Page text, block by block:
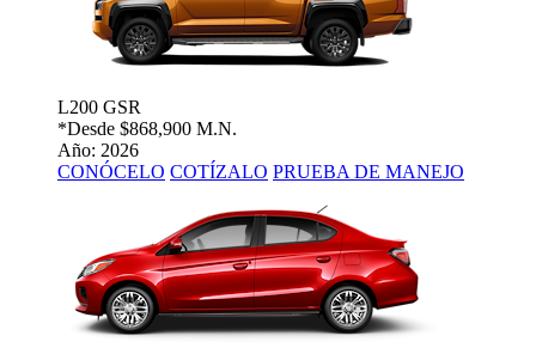
L200 GSR
*Desde $868,900 M.N.
Año: 2026
CONÓCELO COTÍZALO PRUEBA DE MANEJO